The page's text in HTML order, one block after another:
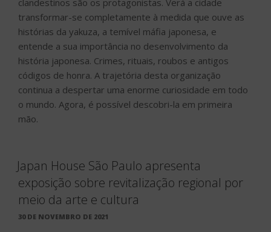
transformar-se completamente à medida que ouve as
histórias da yakuza, a temível máfia japonesa, e
entende a sua importância no desenvolvimento da
história japonesa. Crimes, rituais, roubos e antigos
códigos de honra. A trajetória desta organização
continua a despertar uma enorme curiosidade em todo
o mundo. Agora, é possível descobri-la em primeira
mão.
Japan House São Paulo apresenta
exposição sobre revitalização regional por
meio da arte e cultura
PUBLICADO
30 DE NOVEMBRO DE 2021